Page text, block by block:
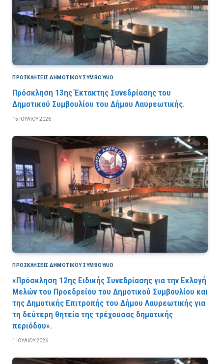
ΠΡΟΣΚΛΉΣΕΙΣ ΔΗΜΟΤΙΚΟΎ ΣΥΜΒΟΎΛΙΟ
Πρόσκληση 13ης Έκτακτης Συνεδρίασης του
Δημοτικού Συμβουλίου του Δήμου Λαυρεωτικής.
15 ΙΟΥΛΊΟΥ 2026
ΠΡΟΣΚΛΉΣΕΙΣ ΔΗΜΟΤΙΚΟΎ ΣΥΜΒΟΎΛΙΟ
«Πρόσκληση 12ης Ειδικής Συνεδρίασης για την Εκλογή
Μελών του Προεδρείου του Δημοτικού Συμβουλίου και
της Δημοτικής Επιτροπής του Δήμου Λαυρεωτικής για
τη δεύτερη θητεία της τρέχουσας δημοτικής
περιόδου».
1 ΙΟΥΛΊΟΥ 2026